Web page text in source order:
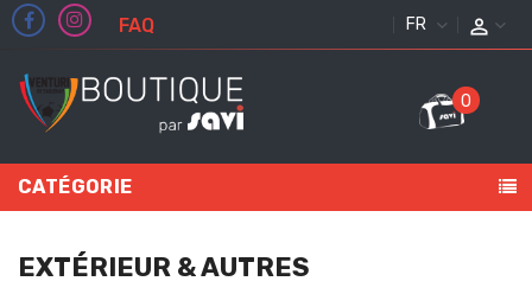
FAQ FRANÇAIS
0
CATÉGORIE
EXTÉRIEUR & AUTRES